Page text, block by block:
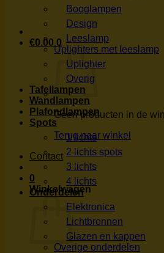
€0.00 0
Geen producten in de
Terug naar winkel
Contact
0
Winkelwagen
Booglampen
Design
Leeslamp
Uplighters met leeslamp
Uplighter
Overig
Tafellampen
Wandlampen
Plafondlampen
Spots
1 lichts
2 lichts spots
3 lichts
4 lichts
Onderdelen
Elektronica
Lichtbronnen
Glazen en kappen
Overige onderdelen